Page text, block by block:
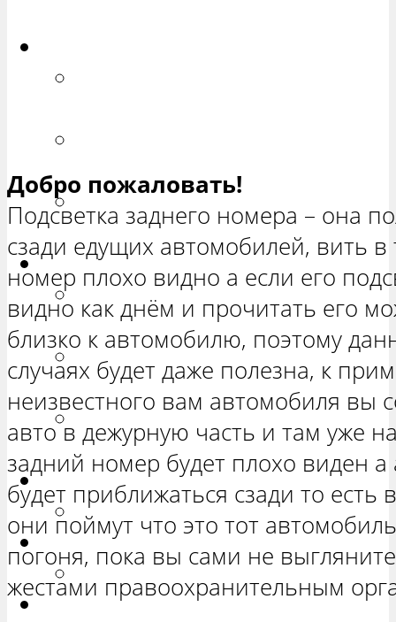
ХЕТЧБЭК»
Нива
РЕМОНТ ВАЗ 21213 «НИВА
ТРЕХ-ДВЕРНАЯ»
ВАЗ 21214 «НИВА ТРЕХ-
ДВЕРНАЯ»
ЧЕТЫРЕХ-ДВЕРНАЯ»
Гранта
РЕМОНТ ВАЗ 2190 «ГРАНТА»
РЕМОНТ ВАЗ 1111 «ОКА»
Ларгус
Добро пожаловать!
Подсветка заднего номера – она
сзади едущих автомобилей, вить в
номер плохо видно а если его
видно как днём и прочитать его
близко к автомобилю, поэтому
случаях будет даже полезна, к
неизвестного вам автомобиля вы
авто в дежурную часть и там уже
задний номер будет плохо виден
будет приближаться сзади то есть
они поймут что это тот
погоня, пока вы сами не
жестами правоохранительным